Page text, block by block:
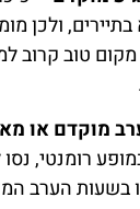
ולכן
טוב קרוב
מוקדם או
רומנטי,
בשעות הערב